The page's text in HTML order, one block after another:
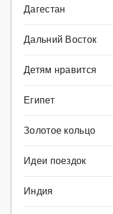
Дагестан
Дальний Восток
Детям нравится
Египет
Золотое кольцо
Идеи поездок
Индия